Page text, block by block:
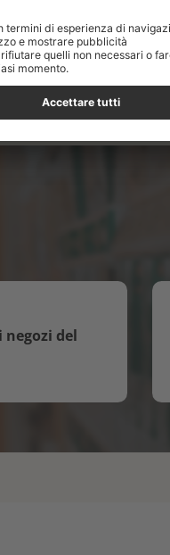
consultare il vostro saldo,
del